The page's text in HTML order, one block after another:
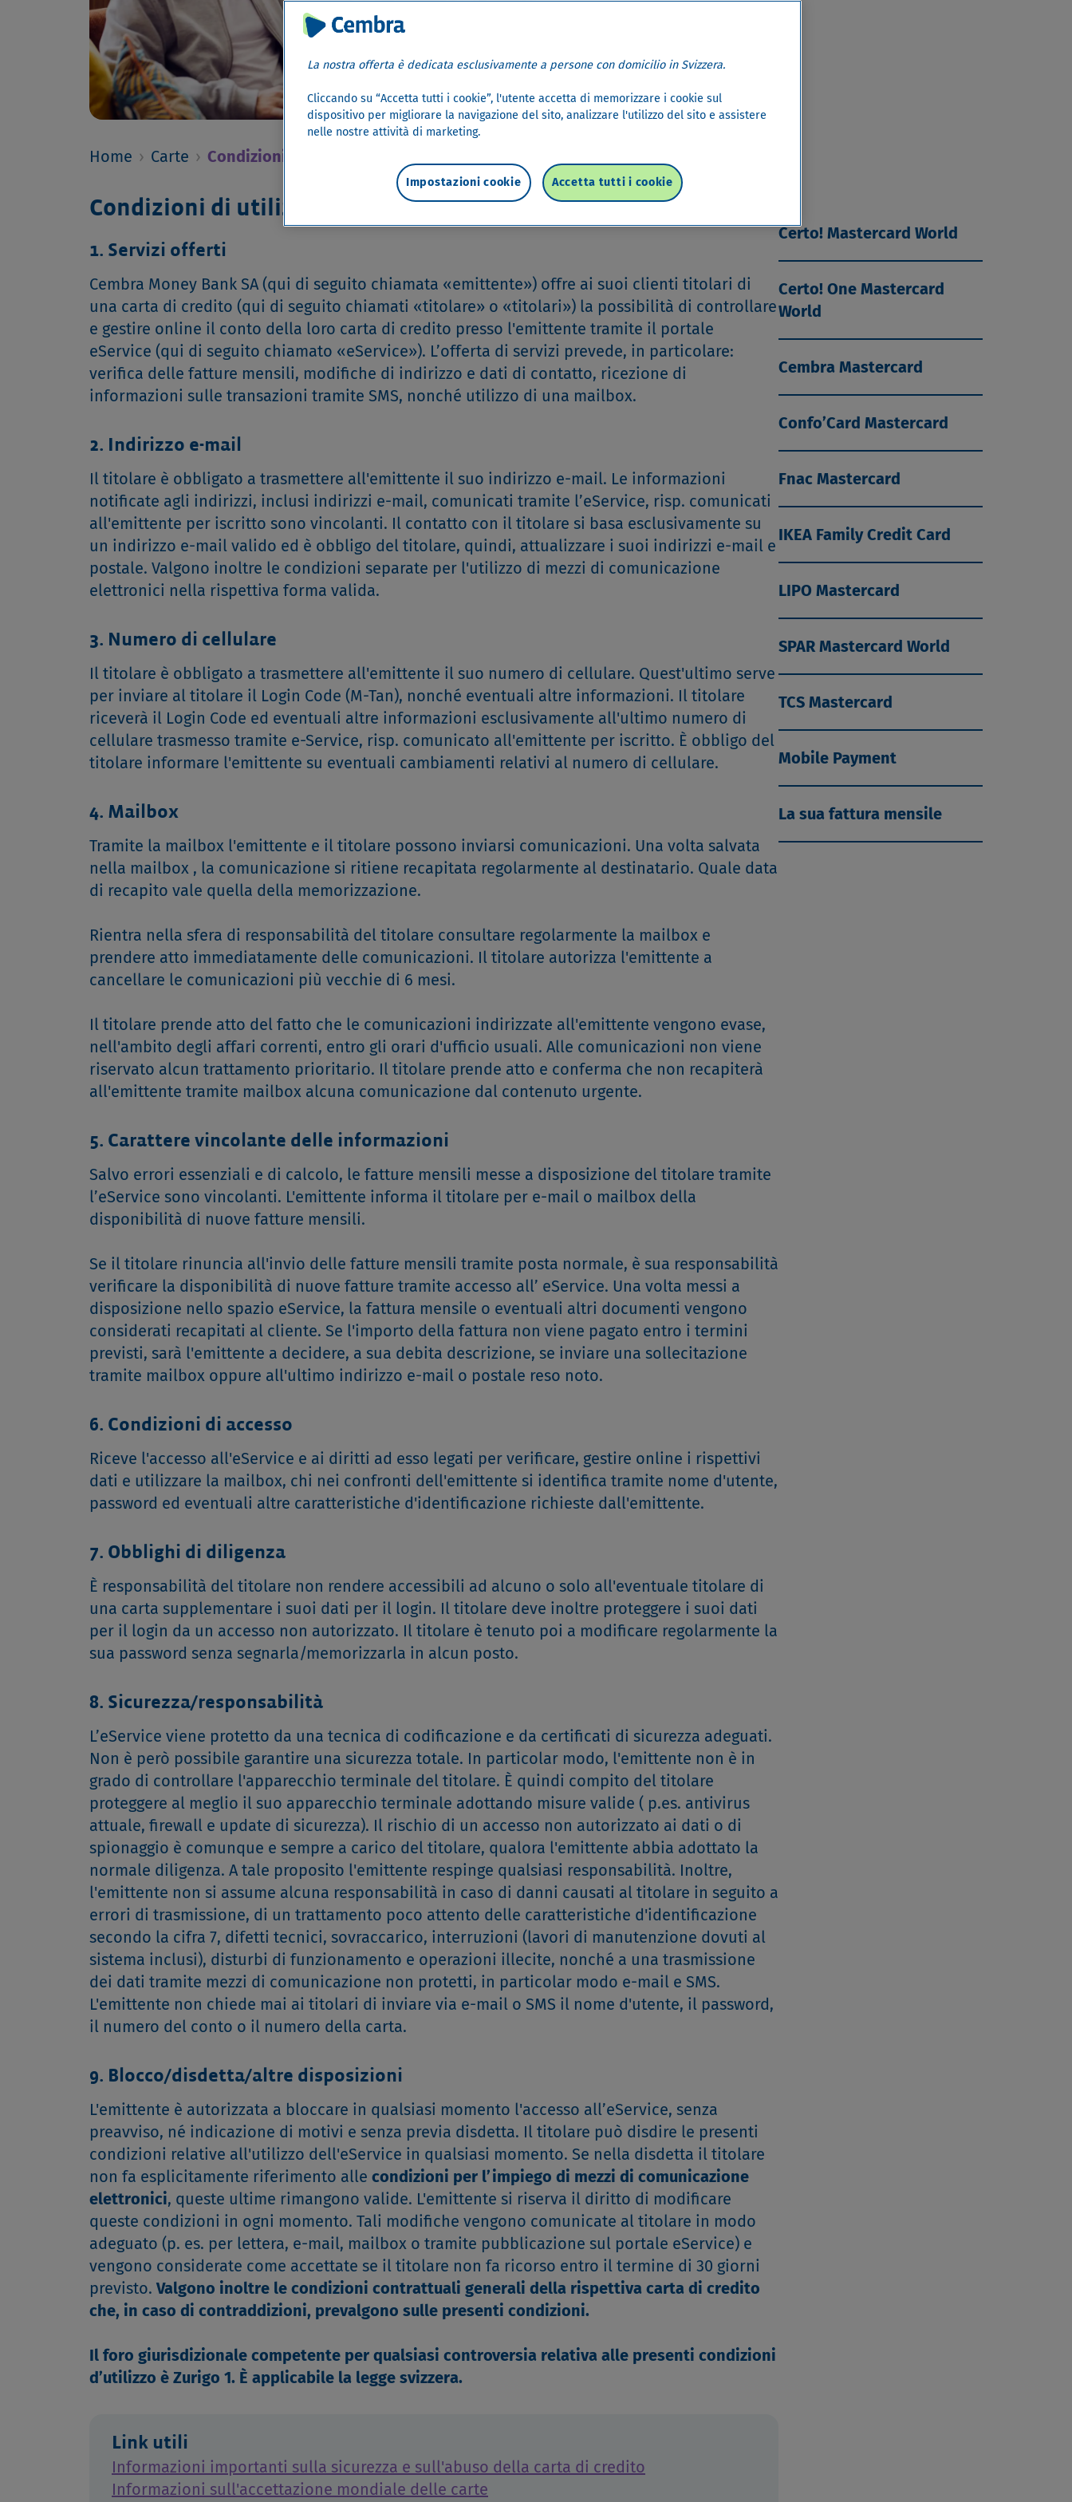
Home › Carte › Condizioni generali
Condizioni di utilizzo eService
1. Servizi offerti
Cembra Money Bank SA (qui di seguito chiamata «emittente») offre ai suoi clienti titolari di
una carta di credito (qui di seguito chiamati «titolare» o «titolari») la possibilità di controllare
e gestire online il conto della loro carta di credito presso l'emittente tramite il portale
eService (qui di seguito chiamato «eService»). L’offerta di servizi prevede, in particolare:
verifica delle fatture mensili, modifiche di indirizzo e dati di contatto, ricezione di
informazioni sulle transazioni tramite SMS, nonché utilizzo di una mailbox.
2. Indirizzo e-mail
Il titolare è obbligato a trasmettere all'emittente il suo indirizzo e-mail. Le informazioni
notificate agli indirizzi, inclusi indirizzi e-mail, comunicati tramite l’eService, risp. comunicati
all'emittente per iscritto sono vincolanti. Il contatto con il titolare si basa esclusivamente su
un indirizzo e-mail valido ed è obbligo del titolare, quindi, attualizzare i suoi indirizzi e-mail e
postale. Valgono inoltre le condizioni separate per l'utilizzo di mezzi di comunicazione
elettronici nella rispettiva forma valida.
3. Numero di cellulare
Il titolare è obbligato a trasmettere all'emittente il suo numero di cellulare. Quest'ultimo serve
per inviare al titolare il Login Code (M-Tan), nonché eventuali altre informazioni. Il titolare
riceverà il Login Code ed eventuali altre informazioni esclusivamente all'ultimo numero di
cellulare trasmesso tramite e-Service, risp. comunicato all'emittente per iscritto. È obbligo del
titolare informare l'emittente su eventuali cambiamenti relativi al numero di cellulare.
4. Mailbox
Tramite la mailbox l'emittente e il titolare possono inviarsi comunicazioni. Una volta salvata
nella mailbox , la comunicazione si ritiene recapitata regolarmente al destinatario. Quale data
di recapito vale quella della memorizzazione.
Rientra nella sfera di responsabilità del titolare consultare regolarmente la mailbox e
prendere atto immediatamente delle comunicazioni. Il titolare autorizza l'emittente a
cancellare le comunicazioni più vecchie di 6 mesi.
Il titolare prende atto del fatto che le comunicazioni indirizzate all'emittente vengono evase,
nell'ambito degli affari correnti, entro gli orari d'ufficio usuali. Alle comunicazioni non viene
riservato alcun trattamento prioritario. Il titolare prende atto e conferma che non recapiterà
all'emittente tramite mailbox alcuna comunicazione dal contenuto urgente.
5. Carattere vincolante delle informazioni
Salvo errori essenziali e di calcolo, le fatture mensili messe a disposizione del titolare tramite
l’eService sono vincolanti. L'emittente informa il titolare per e-mail o mailbox della
disponibilità di nuove fatture mensili.
Se il titolare rinuncia all'invio delle fatture mensili tramite posta normale, è sua responsabilità
verificare la disponibilità di nuove fatture tramite accesso all’ eService. Una volta messi a
disposizione nello spazio eService, la fattura mensile o eventuali altri documenti vengono
considerati recapitati al cliente. Se l'importo della fattura non viene pagato entro i termini
previsti, sarà l'emittente a decidere, a sua debita descrizione, se inviare una sollecitazione
tramite mailbox oppure all'ultimo indirizzo e-mail o postale reso noto.
6. Condizioni di accesso
Riceve l'accesso all'eService e ai diritti ad esso legati per verificare, gestire online i rispettivi
dati e utilizzare la mailbox, chi nei confronti dell'emittente si identifica tramite nome d'utente,
password ed eventuali altre caratteristiche d'identificazione richieste dall'emittente.
7. Obblighi di diligenza
È responsabilità del titolare non rendere accessibili ad alcuno o solo all'eventuale titolare di
una carta supplementare i suoi dati per il login. Il titolare deve inoltre proteggere i suoi dati
per il login da un accesso non autorizzato. Il titolare è tenuto poi a modificare regolarmente la
sua password senza segnarla/memorizzarla in alcun posto.
8. Sicurezza/responsabilità
L’eService viene protetto da una tecnica di codificazione e da certificati di sicurezza adeguati.
Non è però possibile garantire una sicurezza totale. In particolar modo, l'emittente non è in
grado di controllare l'apparecchio terminale del titolare. È quindi compito del titolare
proteggere al meglio il suo apparecchio terminale adottando misure valide ( p.es. antivirus
attuale, firewall e update di sicurezza). Il rischio di un accesso non autorizzato ai dati o di
spionaggio è comunque e sempre a carico del titolare, qualora l'emittente abbia adottato la
normale diligenza. A tale proposito l'emittente respinge qualsiasi responsabilità. Inoltre,
l'emittente non si assume alcuna responsabilità in caso di danni causati al titolare in seguito a
errori di trasmissione, di un trattamento poco attento delle caratteristiche d'identificazione
secondo la cifra 7, difetti tecnici, sovraccarico, interruzioni (lavori di manutenzione dovuti al
sistema inclusi), disturbi di funzionamento e operazioni illecite, nonché a una trasmissione
dei dati tramite mezzi di comunicazione non protetti, in particolar modo e-mail e SMS.
L'emittente non chiede mai ai titolari di inviare via e-mail o SMS il nome d'utente, il password,
il numero del conto o il numero della carta.
9. Blocco/disdetta/altre disposizioni
L'emittente è autorizzata a bloccare in qualsiasi momento l'accesso all’eService, senza
preavviso, né indicazione di motivi e senza previa disdetta. Il titolare può disdire le presenti
condizioni relative all'utilizzo dell'eService in qualsiasi momento. Se nella disdetta il titolare
non fa esplicitamente riferimento alle condizioni per l’impiego di mezzi di comunicazione
elettronici, queste ultime rimangono valide. L'emittente si riserva il diritto di modificare
queste condizioni in ogni momento. Tali modifiche vengono comunicate al titolare in modo
adeguato (p. es. per lettera, e-mail, mailbox o tramite pubblicazione sul portale eService) e
vengono considerate come accettate se il titolare non fa ricorso entro il termine di 30 giorni
previsto. Valgono inoltre le condizioni contrattuali generali della rispettiva carta di credito
che, in caso di contraddizioni, prevalgono sulle presenti condizioni.
Il foro giurisdizionale competente per qualsiasi controversia relativa alle presenti condizioni
d’utilizzo è Zurigo 1. È applicabile la legge svizzera.
Link utili
Informazioni importanti sulla sicurezza e sull'abuso della carta di credito
Informazioni sull'accettazione mondiale delle carte
Certo! Mastercard World
Certo! One Mastercard
World
Cembra Mastercard
Confo’Card Mastercard
Fnac Mastercard
IKEA Family Credit Card
LIPO Mastercard
SPAR Mastercard World
TCS Mastercard
Mobile Payment
La sua fattura mensile
La nostra offerta è dedicata esclusivamente a persone con domicilio in Svizzera.
Cliccando su “Accetta tutti i cookie”, l'utente accetta di memorizzare i cookie sul
dispositivo per migliorare la navigazione del sito, analizzare l'utilizzo del sito e assistere
nelle nostre attività di marketing.
Accetta tutti i cookie
Impostazioni cookie